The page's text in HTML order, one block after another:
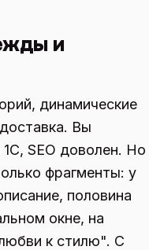
и
динамические
Вы
SEO доволен. Но
фрагменты: у
половина
окне, на
к стилю". С